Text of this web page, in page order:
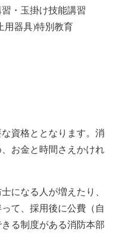
・玉掛け技能講習
用器具)特別教育
資格ととなります。消
お金と時間さえかけれ
になる人が増えたり、
て、採用後に公費（自
る制度がある消防本部